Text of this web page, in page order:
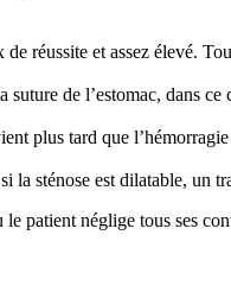
réussite et assez élevé.
de l’estomac, dans
plus tard que
la sténose est dilatable,
patient néglige tous ses